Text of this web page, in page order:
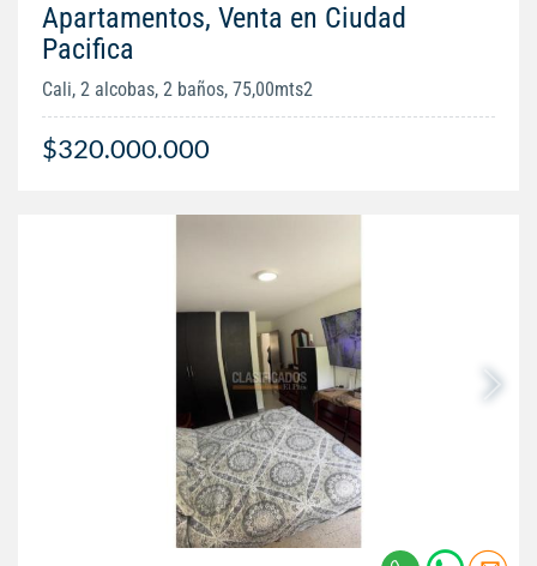
Apartamentos, Venta en Ciudad
Pacifica
Cali, 2 alcobas, 2 baños, 75,00mts2
$320.000.000